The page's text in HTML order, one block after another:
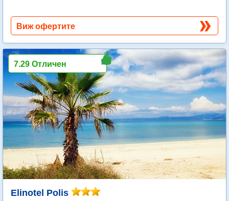
Виж офертите
Elinotel Polis
7.29 Отличен